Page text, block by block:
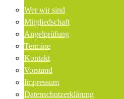
Wer wir sind
Mitgliedschaft
Angelprüfung
Termine
Kontakt
Vorstand
Impressum
Datenschutzerklärung